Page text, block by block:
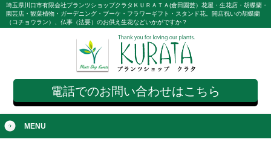
埼玉県川口市有限会社プランツショップクラタＫＵＲＡＴＡ(倉田園芸）花屋・生花店・胡蝶蘭・
園芸店・観葉植物・ガーデニング・ブーケ・フラワーギフト・スタンド花。開店祝いの胡蝶蘭
（コチョウラン）、仏事（法要）のお供え生花などいかがですか？
電話でのお問い合わせはこちら
MENU